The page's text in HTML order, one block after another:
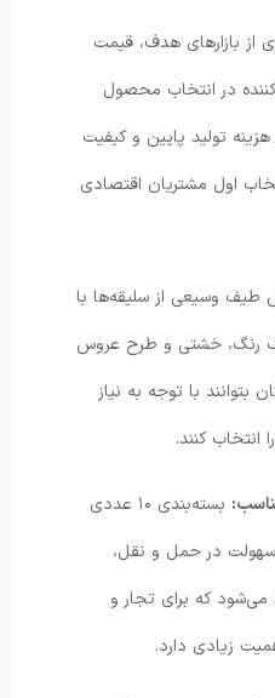
از بازارهای هدف، قیمت
در انتخاب محصول
تولید پایین و کیفیت
اول مشتریان اقتصادی
وسیعی از سلیقه‌ها با
تک رنگ، خشتی و طرح عروس
بتوانند با توجه به نیاز
انتخاب کنند.
بسته‌بندی ۱۰ عددی
در حمل و نقل،
می‌شود که برای تجار و
زیادی دارد.